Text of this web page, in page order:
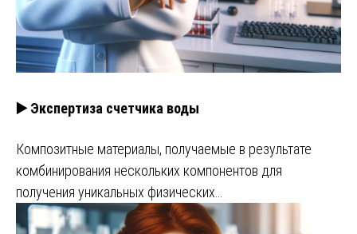
▶️ Экспертиза счетчика воды
Композитные материалы, получаемые в результате
комбинирования нескольких компонентов для
получения уникальных физических…